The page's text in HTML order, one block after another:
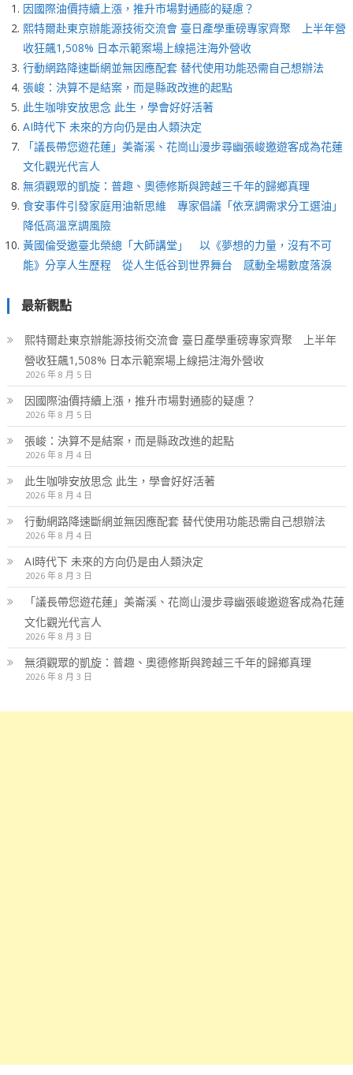
因國際油價持續上漲，推升市場對通膨的疑慮？
熙特爾赴東京辦能源技術交流會 臺日產學重磅專家齊聚 上半年營
收狂飆1,508% 日本示範案場上線挹注海外營收
行動網路降速斷網並無因應配套 替代使用功能恐需自己想辦法
張峻：決算不是結案，而是縣政改進的起點
此生咖啡安放思念 此生，學會好好活著
AI時代下 未來的方向仍是由人類決定
「議長帶您遊花蓮」美崙溪、花崗山漫步尋幽張峻邀遊客成為花蓮
文化觀光代言人
無須觀眾的凱旋：普趣、奧德修斯與跨越三千年的歸鄉真理
食安事件引發家庭用油新思維 專家倡議「依烹調需求分工選油」
降低高溫烹調風險
黃國倫受邀臺北榮總「大師講堂」 以《夢想的力量，沒有不可
能》分享人生歷程 從人生低谷到世界舞台 感動全場數度落淚
最新觀點
熙特爾赴東京辦能源技術交流會 臺日產學重磅專家齊聚 上半年
營收狂飆1,508% 日本示範案場上線挹注海外營收
2026 年 8 月 5 日
因國際油價持續上漲，推升市場對通膨的疑慮？
2026 年 8 月 5 日
張峻：決算不是結案，而是縣政改進的起點
2026 年 8 月 4 日
此生咖啡安放思念 此生，學會好好活著
2026 年 8 月 4 日
行動網路降速斷網並無因應配套 替代使用功能恐需自己想辦法
2026 年 8 月 4 日
AI時代下 未來的方向仍是由人類決定
2026 年 8 月 3 日
「議長帶您遊花蓮」美崙溪、花崗山漫步尋幽張峻邀遊客成為花蓮
文化觀光代言人
2026 年 8 月 3 日
無須觀眾的凱旋：普趣、奧德修斯與跨越三千年的歸鄉真理
2026 年 8 月 3 日